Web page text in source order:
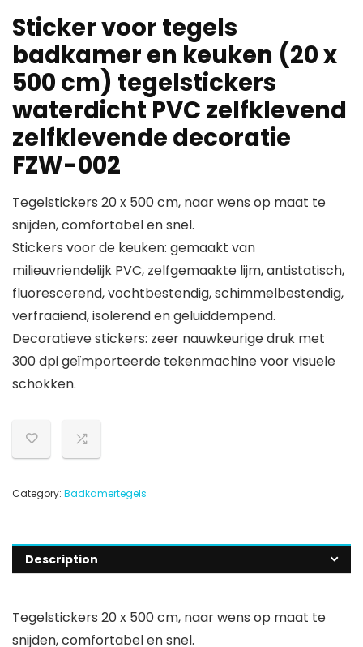
Sticker voor tegels
badkamer en keuken (20 x
500 cm) tegelstickers
waterdicht PVC zelfklevend
zelfklevende decoratie
FZW-002
Tegelstickers 20 x 500 cm, naar wens op maat te
snijden, comfortabel en snel.
Stickers voor de keuken: gemaakt van
milieuvriendelijk PVC, zelfgemaakte lijm, antistatisch,
fluorescerend, vochtbestendig, schimmelbestendig,
verfraaiend, isolerend en geluiddempend.
Decoratieve stickers: zeer nauwkeurige druk met
300 dpi geïmporteerde tekenmachine voor visuele
schokken.
Category: Badkamertegels
Description
Tegelstickers 20 x 500 cm, naar wens op maat te
snijden, comfortabel en snel.